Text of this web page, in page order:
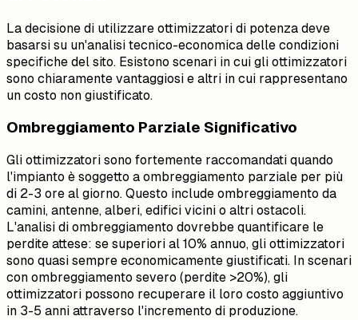
La decisione di utilizzare ottimizzatori di potenza deve
basarsi su un'analisi tecnico-economica delle condizioni
specifiche del sito. Esistono scenari in cui gli ottimizzatori
sono chiaramente vantaggiosi e altri in cui rappresentano
un costo non giustificato.
Ombreggiamento Parziale Significativo
Gli ottimizzatori sono fortemente raccomandati quando
l'impianto è soggetto a ombreggiamento parziale per più
di 2-3 ore al giorno. Questo include ombreggiamento da
camini, antenne, alberi, edifici vicini o altri ostacoli.
L'analisi di ombreggiamento dovrebbe quantificare le
perdite attese: se superiori al 10% annuo, gli ottimizzatori
sono quasi sempre economicamente giustificati. In scenari
con ombreggiamento severo (perdite >20%), gli
ottimizzatori possono recuperare il loro costo aggiuntivo
in 3-5 anni attraverso l'incremento di produzione.